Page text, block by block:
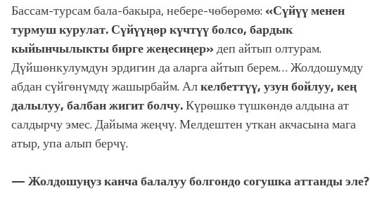
Бассам-турсам бала-бакыра, небере-чөбөрөмө: «Сүйүү менен
турмуш курулат. Сүйүүңөр күчтүү болсо, бардык
кыйынчылыкты бирге жеңесиңер»деп айтып олтурам.
Дүйшөнкулумдун эрдигин да аларга айтып берем… Жолдошумду
абдан сүйгөнүмдү жашырбайм. Алкелбеттүү, узун бойлуу, кең
далылуу, балбан жигит болчу.Күрөшкө түшкөндө алдына ат
салдырчу эмес. Дайыма жеңчү. Мелдештен уткан акчасына мага
атыр, упа алып берчү.
— Жолдошуңуз канча балалуу болгондо согушка аттанды эле?